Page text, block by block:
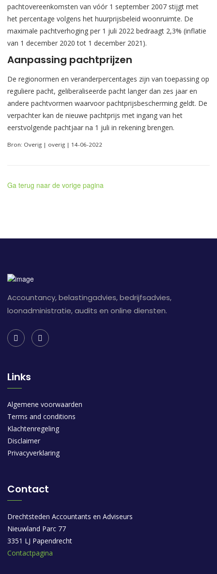
pachtovereenkomsten van vóór 1 september 2007 stijgt met
het percentage volgens het huurprijsbeleid woonruimte. De
maximale pachtverhoging per 1 juli 2022 bedraagt 2,3% (inflatie
van 1 december 2020 tot 1 december 2021).
Aanpassing pachtprijzen
De regionormen en veranderpercentages zijn van toepassing op
reguliere pacht, geliberaliseerde pacht langer dan zes jaar en
andere pachtvormen waarvoor pachtprijsbescherming geldt. De
verpachter kan de nieuwe pachtprijs met ingang van het
eerstvolgende pachtjaar na 1 juli in rekening brengen.
Bron: Overig | overig | 14-06-2022
Ga terug naar de vorige pagina
Accountancy, belastingadvies, bedrijfsadvies,
loonadministratie, audits en online diensten.
Links
Algemene voorwaarden
Terms and conditions
Klachtenregeling
Disclaimer
Privacyverklaring
Contact
Drechtsteden Accountants en Adviseurs
Nieuwland Parc 77
3351 LJ Papendrecht
Contactpagina